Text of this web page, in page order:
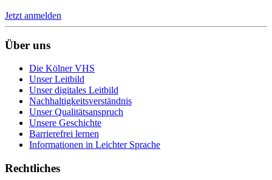
Jetzt anmelden
Über uns
Die Kölner VHS
Unser Leitbild
Unser digitales Leitbild
Nachhaltigkeitsverständnis
Unser Qualitätsanspruch
Unsere Geschichte
Barrierefrei lernen
Informationen in Leichter Sprache
Rechtliches